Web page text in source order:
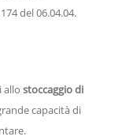
del 06.04.04.
allo stoccaggio di
capacità di